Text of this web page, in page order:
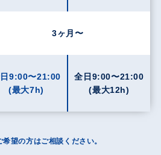
3ヶ月〜
9:00〜21:00
(最大7h)
全日9:00〜21:00
(最大12h)
希望の方はご相談ください。